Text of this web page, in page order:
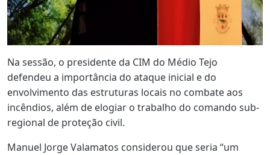
Na sessão, o presidente da CIM do Médio Tejo
defendeu a importância do ataque inicial e do
envolvimento das estruturas locais no combate aos
incêndios, além de elogiar o trabalho do comando sub-
regional de proteção civil.
Manuel Jorge Valamatos considerou que seria “um